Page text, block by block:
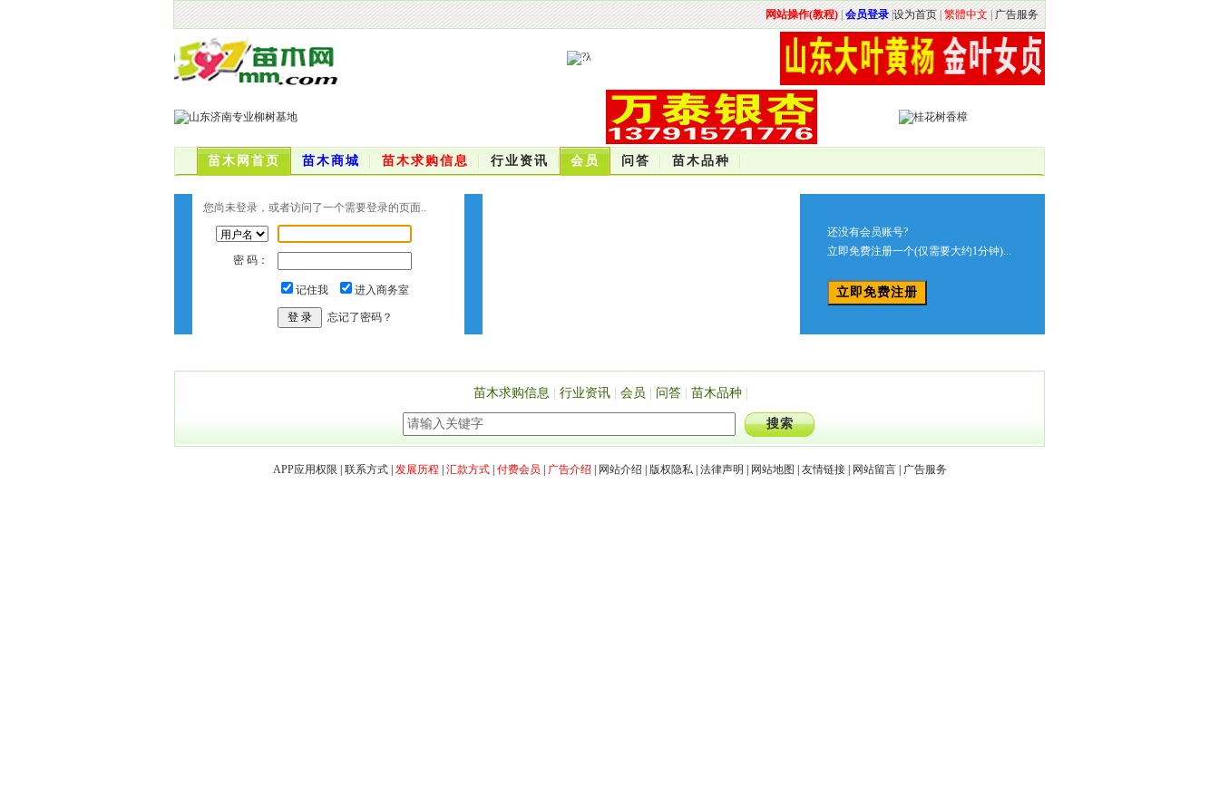
网站操作(教程)|会员登录 设为首页|繁體中文| 广告服务
苗木网首页 苗木商城 苗木求购信息 行业资讯 会员 问答 苗木品种
您尚未登录，或者访问了一个需要登录的页面..
密 码：
记住我 进入商务室
忘记了密码？
还没有会员账号?
立即免费注册一个(仅需要大约1分钟)...
苗木求购信息 行业资讯 会员 问答 苗木品种
APP应用权限 联系方式| 发展历程 汇款方式| 付费会员 广告介绍 网站介绍 版权隐私| 法律声明 网站地图 友情链接| 网站留言| 广告服务